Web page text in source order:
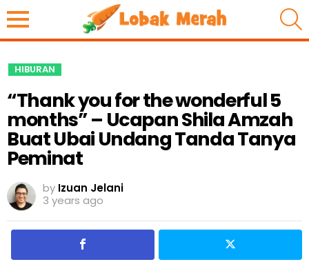
HIBURAN
“Thank you for the wonderful 5
months” – Ucapan Shila Amzah
Buat Ubai Undang Tanda Tanya
Peminat
by Izuan Jelani
3 years ago